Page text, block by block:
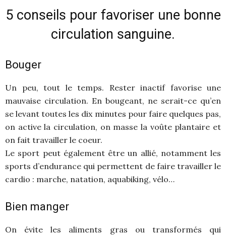
5 conseils pour favoriser une bonne
circulation sanguine.
Bouger
Un peu, tout le temps. Rester inactif favorise une
mauvaise circulation. En bougeant, ne serait-ce qu’en
se levant toutes les dix minutes pour faire quelques pas,
on active la circulation, on masse la voûte plantaire et
on fait travailler le coeur.
Le sport peut également être un allié, notamment les
sports d’endurance qui permettent de faire travailler le
cardio : marche, natation, aquabiking, vélo…
Bien manger
On évite les aliments gras ou transformés qui